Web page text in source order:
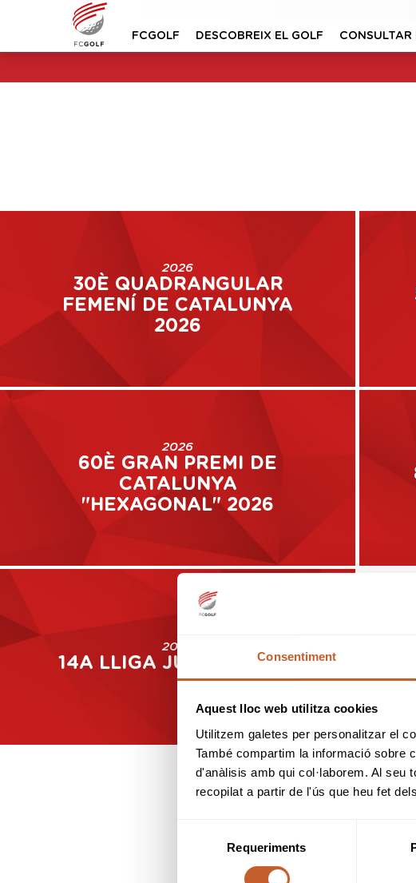
Consentiment
Aquest lloc web utilitza cookies
Utilitzem galetes per personalitzar el
També compartim la informació sobre
d'anàlisis amb qui col·laborem. Al seu
recopilat a partir de l'ús que heu fet
consentiment
Requeriments
FCGOLF DESCOBREIX EL GOLF
2026
30È QUADRANGULAR
FEMENÍ DE CATALUNYA
2026
2026
60È GRAN PREMI DE
CATALUNYA
"HEXAGONAL" 2026
2026
14A LLIGA JUVENIL 2026